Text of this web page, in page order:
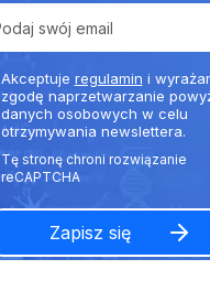
Akceptuje regulamin i
zgodę naprzetwarzanie
danych osobowych w celu
otrzymywania newslettera.